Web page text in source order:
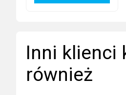
Inni klienci
również